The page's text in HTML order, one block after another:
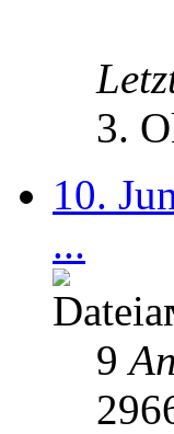
3.
10.
...
9